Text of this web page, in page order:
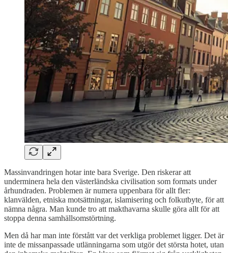
Massinvandringen hotar inte bara Sverige. Den riskerar att
underminera hela den västerländska civilisation som formats under
århundraden. Problemen är numera uppenbara för allt fler:
klanvälden, etniska motsättningar, islamisering och folkutbyte, för att
nämna några. Man kunde tro att makthavarna skulle göra allt för att
stoppa denna samhällsomstörtning.
Men då har man inte förstått var det verkliga problemet ligger. Det är
inte de missanpassade utlänningarna som utgör det största hotet, utan